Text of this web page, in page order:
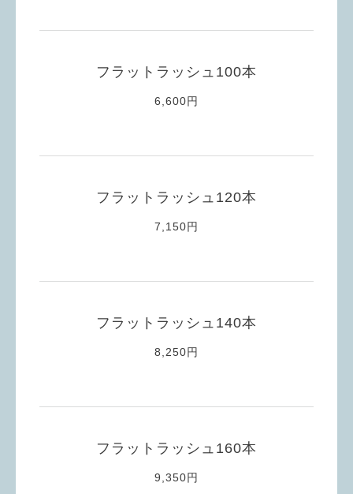
フラットラッシュ100本
6,600円
フラットラッシュ120本
7,150円
フラットラッシュ140本
8,250円
フラットラッシュ160本
9,350円